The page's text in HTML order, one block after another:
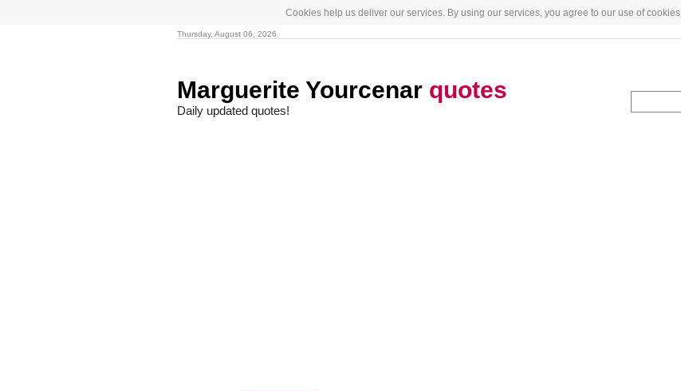
Cookies help us deliver our services. By using our services, you agree to our use of cookies.
Thursday, August 06, 2026
Marguerite Yourcenar quotes
Daily updated quotes!